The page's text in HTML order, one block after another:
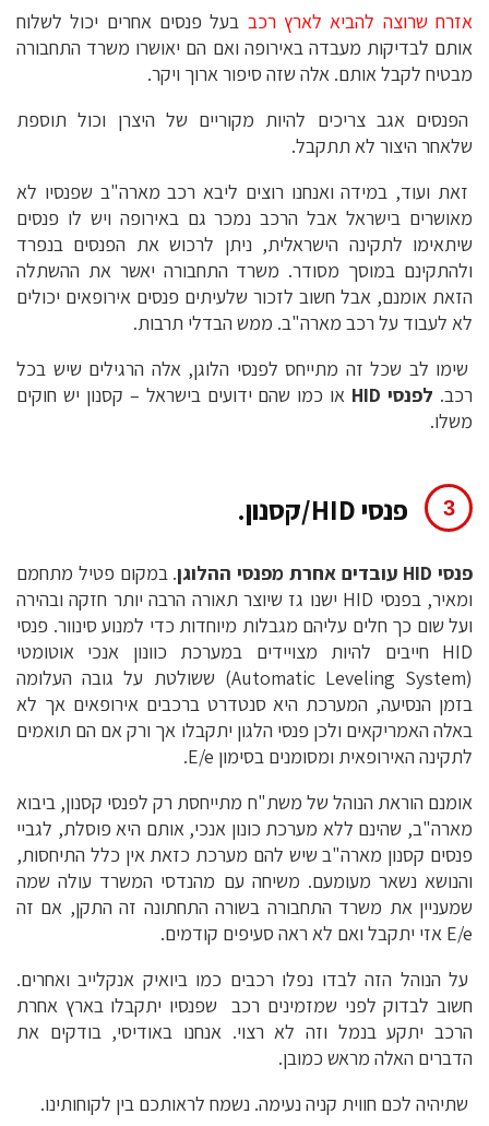
אזרח שרוצה להביא לארץ רכב בעל פנסים אחרים יכול לשלוח
אותם לבדיקות מעבדה באירופה ואם הם יאושרו משרד התחבורה
מבטיח לקבל אותם. אלה שזה סיפור ארוך ויקר.
הפנסים אגב צריכים להיות מקוריים של היצרן וכול תוספת
שלאחר היצור לא תתקבל.
זאת ועוד, במידה ואנחנו רוצים ליבא רכב מארה"ב שפנסיו לא
מאושרים בישראל אבל הרכב נמכר גם באירופה ויש לו פנסים
שיתאימו לתקינה הישראלית, ניתן לרכוש את הפנסים בנפרד
ולהתקינם במוסך מסודר. משרד התחבורה יאשר את ההשתלה
הזאת אומנם, אבל חשוב לזכור שלעיתים פנסים אירופאים יכולים
לא לעבוד על רכב מארה"ב. ממש הבדלי תרבות.
שימו לב שכל זה מתייחס לפנסי הלוגן, אלה הרגילים שיש בכל
רכב. לפנסי HID
או כמו שהם ידועים בישראל – קסנון יש חוקים
משלו.
פנסי HID/קסנון.
פנסי HID עובדים אחרת מפנסי ההלוגן
. במקום פטיל מתחמם
ומאיר, בפנסי HID ישנו גז שיוצר תאורה הרבה יותר חזקה ובהירה
ועל שום כך חלים עליהם מגבלות מיוחדות כדי למנוע סינוור. פנסי
HID חייבים להיות מצויידים במערכת כוונון אנכי אוטומטי
(Automatic Leveling System) ששולטת על גובה העלומה
בזמן הנסיעה, המערכת היא סנטדרט ברכבים אירופאים אך לא
באלה האמריקאים ולכן פנסי הלגון יתקבלו אך ורק אם הם תואמים
לתקינה האירופאית ומסומנים בסימון E/e.
אומנם הוראת הנוהל של משת"ח מתייחסת רק לפנסי קסנון, ביבוא
מארה"ב, שהינם ללא מערכת כונון אנכי, אותם היא פוסלת, לגביי
פנסים קסנון מארה"ב שיש להם מערכת כזאת אין כלל התיחסות,
והנושא נשאר מעומעם. משיחה עם מהנדסי המשרד עולה שמה
שמעניין את משרד התחבורה בשורה התחתונה זה התקן, אם זה
E/e אזי יתקבל ואם לא ראה סעיפים קודמים.
על הנוהל הזה לבדו נפלו רכבים כמו ביואיק אנקלייב ואחרים.
חשוב לבדוק לפני שמזמינים רכב שפנסיו יתקבלו בארץ אחרת
הרכב יתקע בנמל וזה לא רצוי. אנחנו באודיסי, בודקים את
הדברים האלה מראש כמובן.
שתיהיה לכם חווית קניה נעימה. נשמח לראותכם בין לקוחותינו.